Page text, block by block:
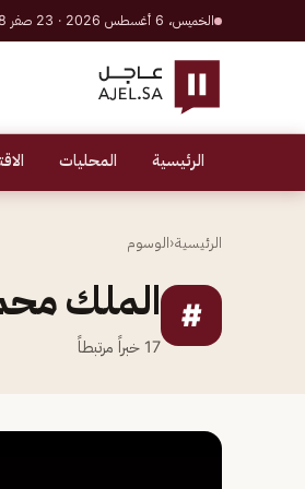
الخميس، 6 أغسطس 2026 · 23 صفر 1448 هـ
الرئيسية المحليات
الرئيسية‹الوسوم
# الملك
17 خبراً مرتبطاً